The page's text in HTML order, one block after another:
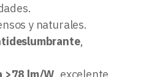
y naturales.
,
>78 lm/W, excelente